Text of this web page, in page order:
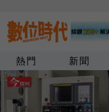
熱門 新聞